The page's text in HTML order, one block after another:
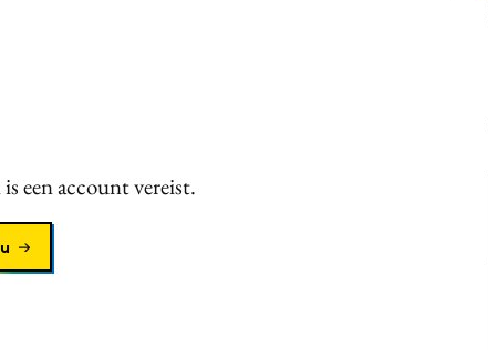
een account vereist.